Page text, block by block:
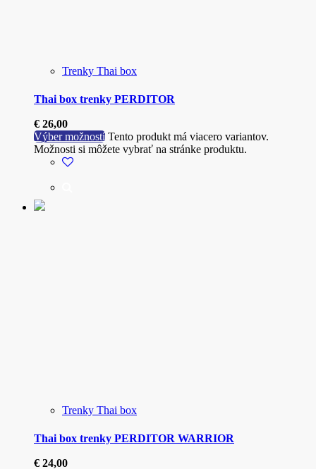
Trenky Thai box
Thai box trenky PERDITOR
€ 26,00
Výber možností Tento produkt má viacero variantov.
Možnosti si môžete vybrať na stránke produktu.
Trenky Thai box
Thai box trenky PERDITOR WARRIOR
€ 24,00